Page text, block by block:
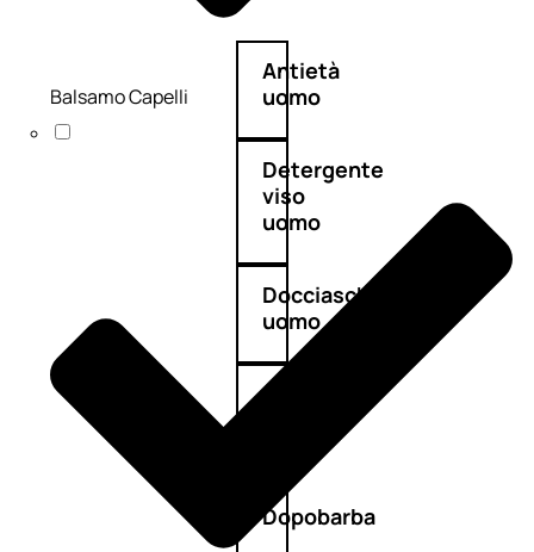
Antietà
uomo
Detergente
viso
uomo
Docciaschiuma
uomo
Shampoo
Dopobarba
Balsamo Capelli